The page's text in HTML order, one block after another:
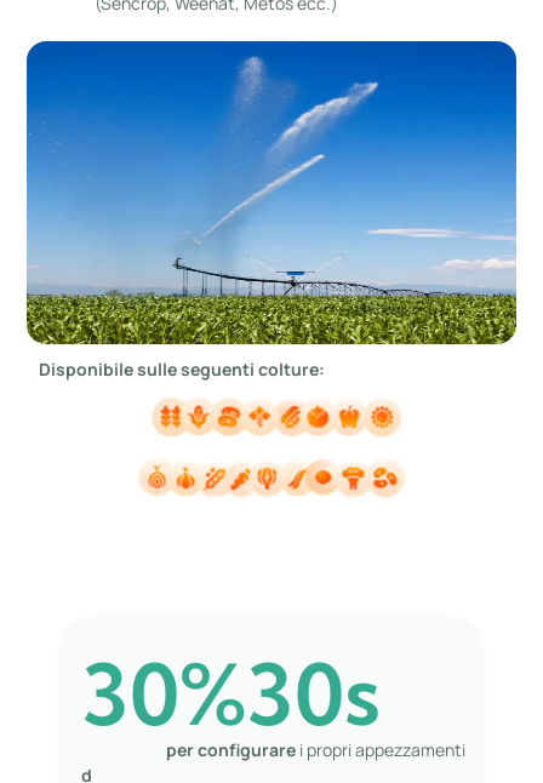
Disponibile sulle seguenti colture:
30%
d
30s
per configurare i propri appezzamenti